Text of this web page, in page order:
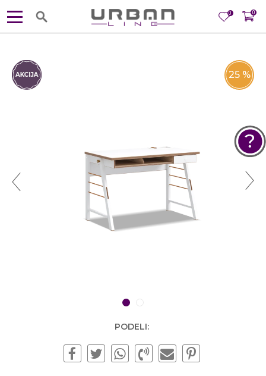
0
0
1
25 %
PODELI:
POMOĆ PRI KUPOVINI
Za više informacija, pomoć i
porudžbine
381 11 245 18 52
381 64 218 96 52